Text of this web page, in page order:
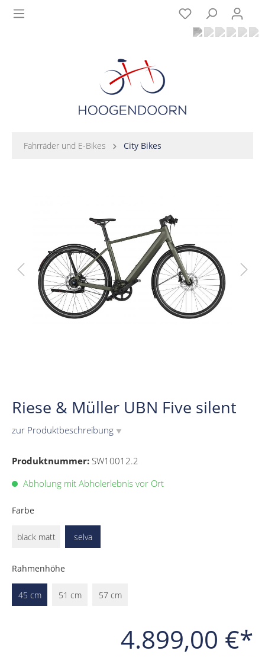
Fahrräder und E-Bikes City Bikes
Riese & Müller UBN Five silent
zur Produktbeschreibung ▼
Produktnummer: SW10012.2
4.899,00 €*
Abholung mit Abholerlebnis vor Ort
Farbe
black matt selva
Rahmenhöhe
45 cm 51 cm 57 cm